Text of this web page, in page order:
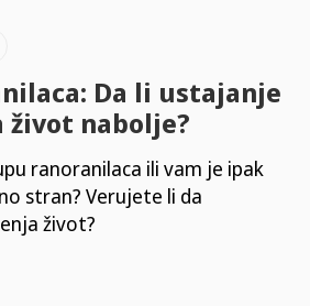
Da li ustajanje
nabolje?
ranoranilaca ili vam je ipak
stran? Verujete li da
život?